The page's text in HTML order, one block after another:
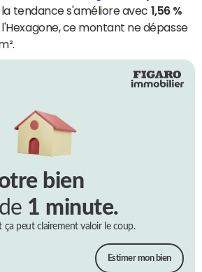
la tendance s'améliore avec 1,56 %
ce montant ne dépasse
bien
1 minute.
ça peut clairement valoir le coup.
Estimer mon bien